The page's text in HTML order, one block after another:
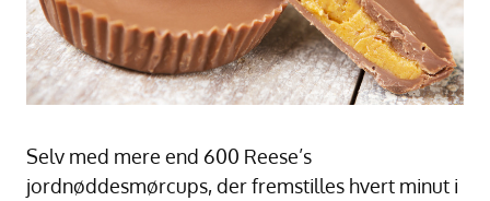
Selv med mere end 600 Reese’s
jordnøddesmørcups, der fremstilles hvert minut i